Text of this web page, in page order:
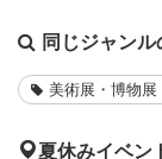
同じジャンル
美術展・博物展
夏休みイベン